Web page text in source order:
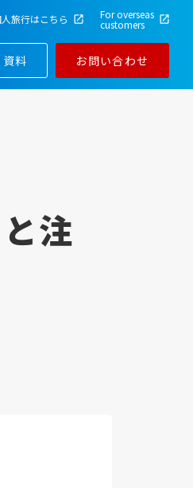
旅行はこちら For overseas
customers
料 お問い合わせ
注